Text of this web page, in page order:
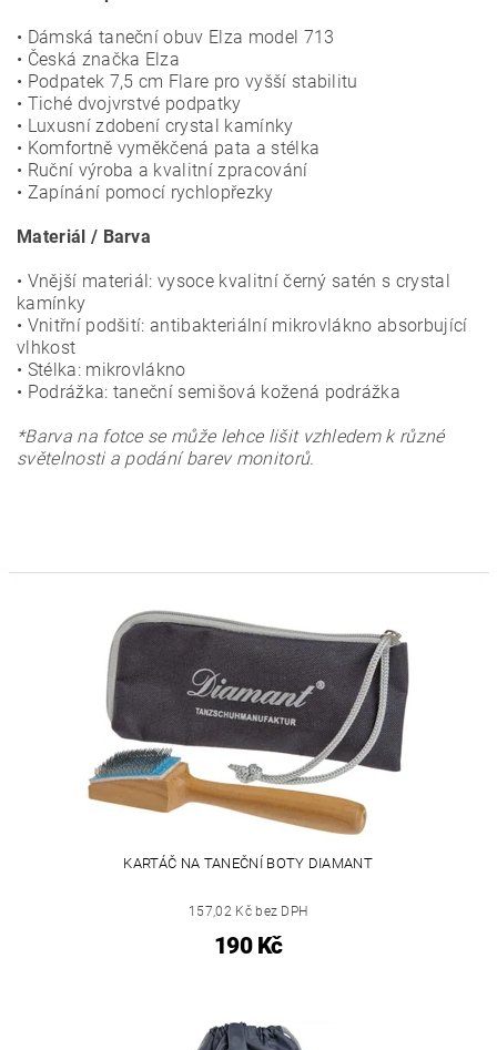
• Dámská taneční obuv Elza model 713
• Česká značka Elza
• Podpatek 7,5 cm Flare pro vyšší stabilitu
• Tiché dvojvrstvé podpatky
• Luxusní zdobení crystal kamínky
• Komfortně vyměkčená pata a stélka
• Ruční výroba a kvalitní zpracování
• Zapínání pomocí rychlopřezky
Materiál / Barva
• Vnější materiál: vysoce kvalitní černý satén s crystal
kamínky
• Vnitřní podšití: antibakteriální mikrovlákno absorbující
vlhkost
• Stélka: mikrovlákno
• Podrážka: taneční semišová kožená podrážka
*Barva na fotce se může lehce lišit vzhledem k různé
světelnosti a podání barev monitorů.
KARTÁČ NA TANEČNÍ BOTY DIAMANT
157,02 Kč bez DPH
190 Kč